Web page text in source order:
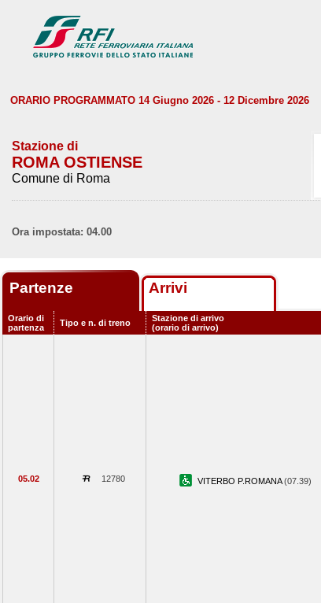
ORARIO PROGRAMMATO 14 Giugno 2026 - 12 Dicembre 2026
Stazione di
ROMA OSTIENSE
Comune di Roma
Ora impostata: 04.00
Partenze Arrivi
Orario di
partenza
Tipo e n. di treno
Stazione di arrivo
(orario di arrivo)
05.02 12780 VITERBO P.ROMANA(07.39)